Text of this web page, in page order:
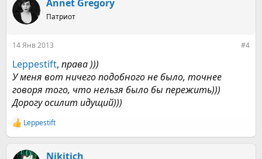
ц
и
Annet Gregory
Патриот
14 Янв 2013 #4
Leppestift, права )))
У меня вот ничего подобного не было, точнее
говоря того, что нельзя было бы пережить)))
Дорогу осилит идущий)))
Р
е
к
Leppestift
Nikitich